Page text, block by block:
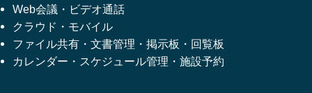
Web会議・ビデオ通話
クラウド・モバイル
ファイル共有・文書管理・掲示板・回覧板
カレンダー・スケジュール管理・施設予約